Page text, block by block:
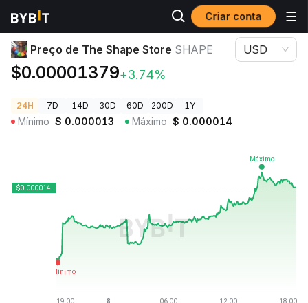
Criar conta
Preços de Criptomoedas Preço de The Shape Store SHAPE
Preço de The Shape Store SHAPE
$0.00001379+3.74%
USD
24H 7D 14D 30D 60D 200D 1Y
Mínimo $ 0.000013 Máximo $ 0.000014